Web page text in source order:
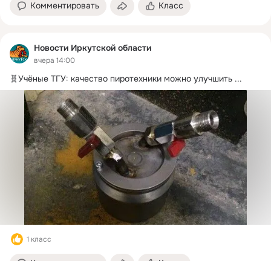
Комментировать Класс
Новости Иркутской области
вчера 14:00
🧬Учёные ТГУ: качество пиротехники можно улучшить ...
1 класс